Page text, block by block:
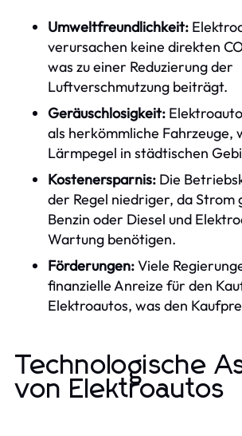
Umweltfreundlichkeit:
verursachen keine direkten
was zu einer Reduzierung der
Luftverschmutzung beiträgt.
Geräuschlosigkeit:
als herkömmliche Fahrzeuge,
Lärmpegel in städtischen
Kostenersparnis: Die
der Regel niedriger, da Strom
Benzin oder Diesel und
Wartung benötigen.
Förderungen:Viele
finanzielle Anreize für den
Elektroautos, was den
Technologische
von Elektroautos